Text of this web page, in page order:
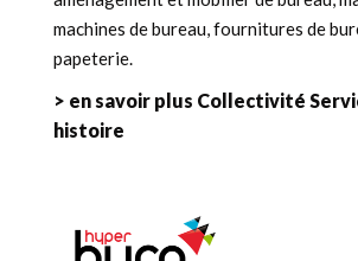
machines de bureau, fournitures de
papeterie.
> en savoir plus Collectivité
histoire